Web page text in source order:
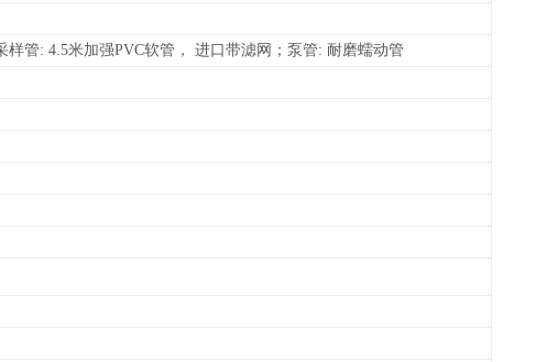
管: 4.5米加强PVC软管， 进口带滤网；泵管: 耐磨蠕动管